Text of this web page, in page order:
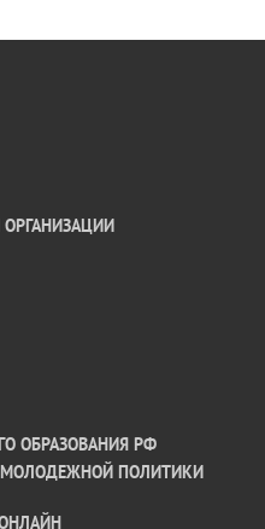
ОБРАЗОВАНИЯ РФ
МОЛОДЕЖНОЙ ПОЛИТИКИ